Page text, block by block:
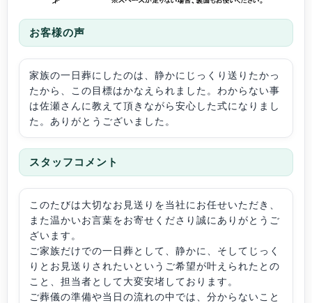
お客様の声
家族の一日葬にしたのは、静かにじっくり送りたかっ
たから、この目標はかなえられました。わからない事
は佐瀬さんに教えて頂きながら安心した式になりまし
た。ありがとうございました。
スタッフコメント
このたびは大切なお見送りを当社にお任せいただき、
また温かいお言葉をお寄せくださり誠にありがとうご
ざいます。
ご家族だけでの一日葬として、静かに、そしてじっく
りとお見送りされたいというご希望が叶えられたとの
こと、担当者として大変安堵しております。
ご葬儀の準備や当日の流れの中では、分からないこと